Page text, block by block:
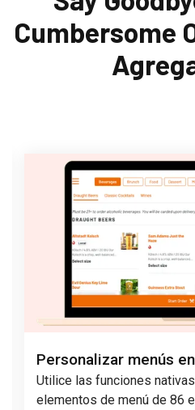
Cumbersome
Personalizar menús
Utilice las funciones
elementos de menú de 86